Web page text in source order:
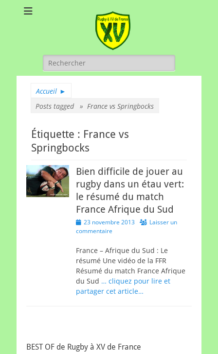
Rugby à XV de
Rechercher :
Accueil ►
Posts tagged » France vs Springbocks
Étiquette : France vs
Springbocks
Bien difficile de jouer au
rugby dans un étau vert:
le résumé du match
France Afrique du Sud
Posted
on
23 novembre 2013
Laisser un
commentaire
France – Afrique du Sud : Le
résumé Une vidéo de la FFR
Résumé du match France Afrique
du Sud … cliquez pour lire et
partager cet article…
BEST OF de Rugby à XV de France